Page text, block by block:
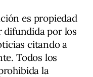
es propiedad
difundida por los
citando a
Todos los
la